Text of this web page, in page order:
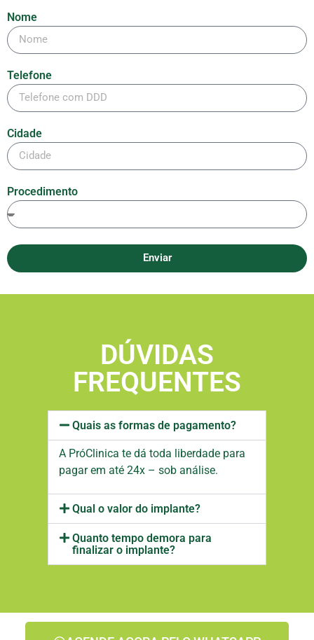
Nome
Telefone
Cidade
Procedimento
Enviar
DÚVIDAS
FREQUENTES
Quais as formas de pagamento?
A PróClinica te dá toda liberdade para
pagar em até 24x – sob análise.
Qual o valor do implante?
Quanto tempo demora para
finalizar o implante?